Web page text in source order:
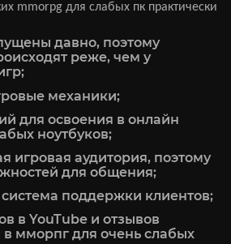
mmorpg для слабых пк практически
давно, поэтому
реже, чем у
механики;
для освоения в онлайн
ноутбуков;
игровая аудитория, поэтому
для общения;
поддержки клиентов;
в YouTube и отзывов
в мморпг для очень слабых